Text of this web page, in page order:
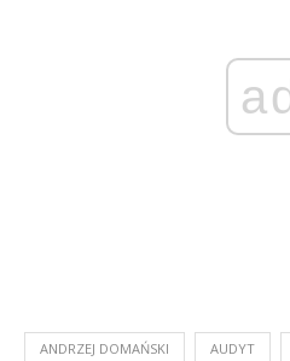
ANDRZEJ DOMAŃSKI AUDYT